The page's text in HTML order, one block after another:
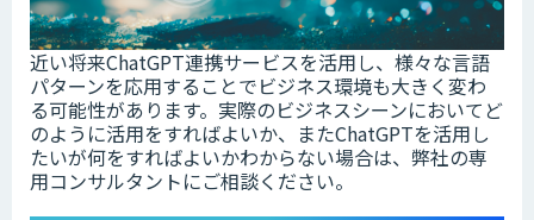
近い将来ChatGPT連携サービスを活用し、様々な言語
パターンを応用することでビジネス環境も大きく変わ
る可能性があります。実際のビジネスシーンにおいてど
のように活用をすればよいか、またChatGPTを活用し
たいが何をすればよいかわからない場合は、弊社の専
用コンサルタントにご相談ください。